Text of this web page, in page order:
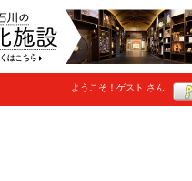
ようこそ！ ゲスト さん